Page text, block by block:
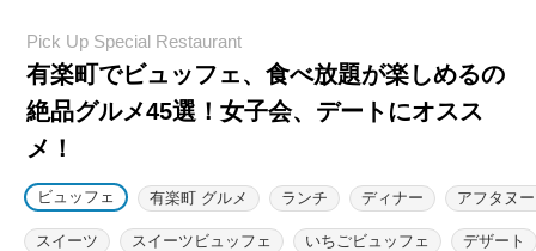
有楽町でビュッフェ、食べ放題が楽しめるの
絶品グルメ45選！女子会、デートにオスス
メ！
ビュッフェ 有楽町 グルメ ランチ ディナー アフタヌ
スイーツ スイーツビュッフェ いちごビュッフェ デザート